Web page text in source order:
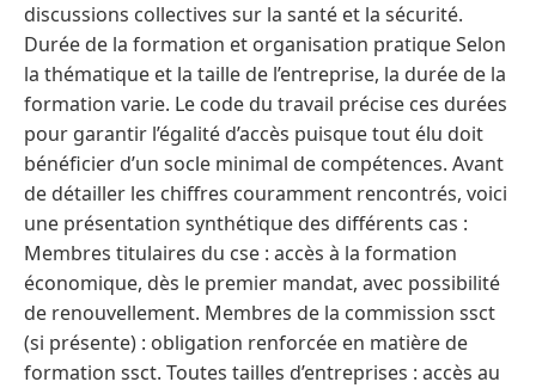
discussions collectives sur la santé et la sécurité.
Durée de la formation et organisation pratique Selon
la thématique et la taille de l’entreprise, la durée de la
formation varie. Le code du travail précise ces durées
pour garantir l’égalité d’accès puisque tout élu doit
bénéficier d’un socle minimal de compétences. Avant
de détailler les chiffres couramment rencontrés, voici
une présentation synthétique des différents cas :
Membres titulaires du cse : accès à la formation
économique, dès le premier mandat, avec possibilité
de renouvellement. Membres de la commission ssct
(si présente) : obligation renforcée en matière de
formation ssct. Toutes tailles d’entreprises : accès au